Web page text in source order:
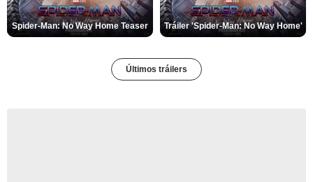
Spider-Man: No Way Home Teaser Tráiler 'Spider-Man: No Way Home'
Últimos tráilers